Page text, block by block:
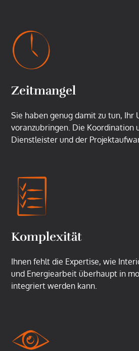
Zeitmangel
Sie haben genug damit zu tun, Ihr
voranzubringen. Die Koordination
Dienstleister und der
Komplexität
Ihnen fehlt die Expertise, wie
und Energiearbeit überhaupt in
integriert werden kann.